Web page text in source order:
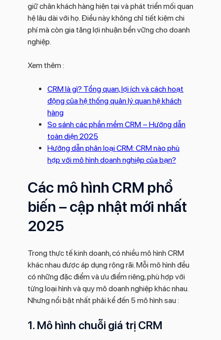
giữ chân khách hàng hiện tại và phát triển mối quan
hệ lâu dài với họ. Điều này không chỉ tiết kiệm chi
phí mà còn gia tăng lợi nhuận bền vững cho doanh
nghiệp.
Xem thêm :
CRM là gì? Tổng quan, lợi ích và cách hoạt
động của hệ thống quản lý quan hệ khách
hàng
So sánh các phần mềm CRM – Hướng dẫn
toàn diện 2025
Hướng dẫn phân loại CRM: CRM nào phù
hợp với mô hình doanh nghiệp của bạn?
Các mô hình CRM phổ
biến – cập nhật mới nhất
2025
Trong thực tế kinh doanh, có nhiều mô hình CRM
khác nhau được áp dụng rộng rãi. Mỗi mô hình đều
có những đặc điểm và ưu điểm riêng, phù hợp với
từng loại hình và quy mô doanh nghiệp khác nhau.
Nhưng nổi bật nhất phải kể đến 5 mô hình sau :
1. Mô hình chuỗi giá trị CRM